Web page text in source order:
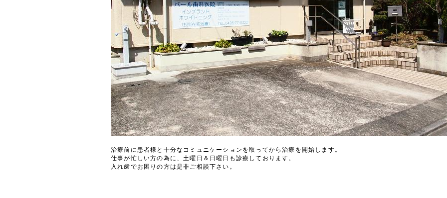
治療前に患者様と十分なコミュニケーションを取ってから治療を開始します。
仕事が忙しい方の為に、土曜日＆日曜日も診療しております。
入れ歯でお困りの方は是非ご相談下さい。